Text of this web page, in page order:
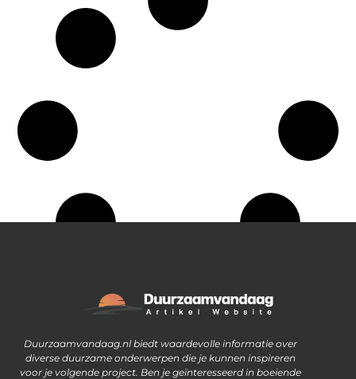
Duurzaamvandaag.nl biedt waardevolle informatie over
diverse duurzame onderwerpen die je kunnen inspireren
voor je volgende project. Ben je geïnteresseerd in boeiende